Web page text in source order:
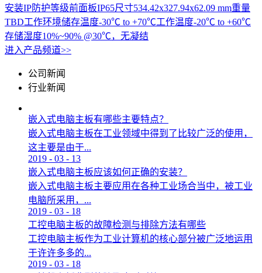
安装IP防护等级前面板IP65尺寸534.42x327.94x62.09 mm重量
TBD工作环境储存温度-30℃ to +70℃工作温度-20℃ to +60℃
存储湿度10%~90% @30℃，无凝结
进入产品频道>>
公司新闻
行业新闻
嵌入式电脑主板有哪些主要特点？
嵌入式电脑主板在工业领域中得到了比较广泛的使用，
这主要是由于...
2019 - 03 - 13
嵌入式电脑主板应该如何正确的安装？
嵌入式电脑主板主要应用在各种工业场合当中，被工业
电脑所采用，...
2019 - 03 - 18
工控电脑主板的故障检测与排除方法有哪些
工控电脑主板作为工业计算机的核心部分被广泛地运用
于许许多多的...
2019 - 03 - 18